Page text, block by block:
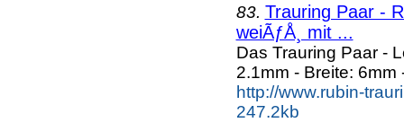
83. Trauring Paar -
weiÃƒÅ¸ mit ...
Das Trauring Paar -
2.1mm - Breite:
http://www.rubin-
247.2kb